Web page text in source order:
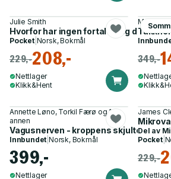
Julie Smith
Hvorfor har ingen fortalt meg dette
Pocket| Norsk, Bokmål
229,-208,-
Nettlager
Klikk&Hent
Maria
349,-
Annette Løno, Torkil Færø og 1
annen
Vagusnerven - kroppens skjulte
Innbundet |Norsk, Bokmål
399,-
Nettlager
James
Del av
Pocket|
229,-